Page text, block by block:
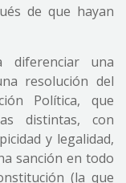
de que hayan
diferenciar una
resolución del
Política, que
distintas, con
y legalidad,
sanción en todo
(la que